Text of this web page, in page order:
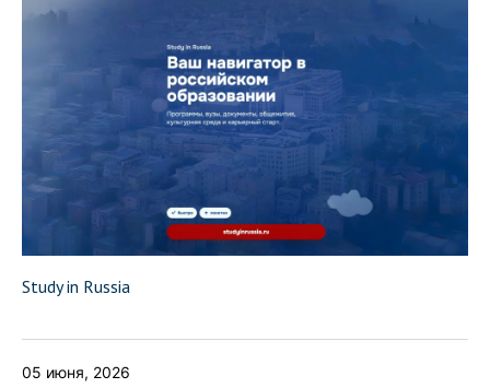
Study in Russia
05 июня, 2026